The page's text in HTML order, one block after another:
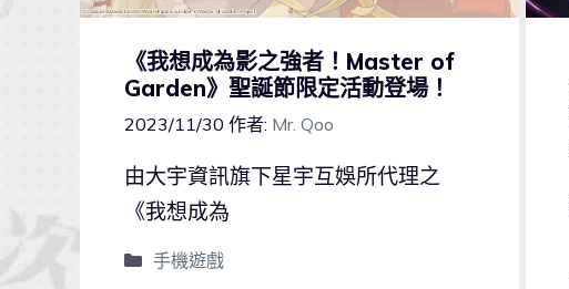
《我想成為影之強者！Master of
Garden》聖誕節限定活動登場！
2023/11/30 作者: Mr. Qoo
由大宇資訊旗下星宇互娛所代理之
《我想成為
手機遊戲